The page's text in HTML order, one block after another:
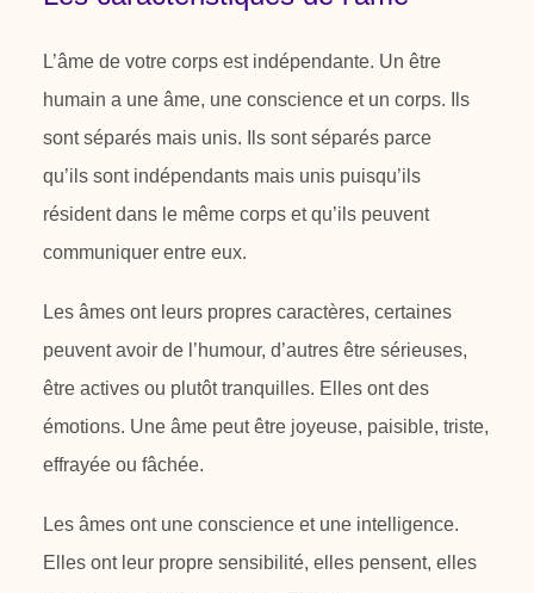
L’âme de votre corps est indépendante. Un être
humain a une âme, une conscience et un corps. Ils
sont séparés mais unis. Ils sont séparés parce
qu’ils sont indépendants mais unis puisqu’ils
résident dans le même corps et qu’ils peuvent
communiquer entre eux.
Les âmes ont leurs propres caractères, certaines
peuvent avoir de l’humour, d’autres être sérieuses,
être actives ou plutôt tranquilles. Elles ontdes
émotions. Une âme peut être joyeuse, paisible, triste,
effrayée ou fâchée.
Les âmes ont une conscience et une intelligence.
Elles ont leur propre sensibilité, elles pensent, elles